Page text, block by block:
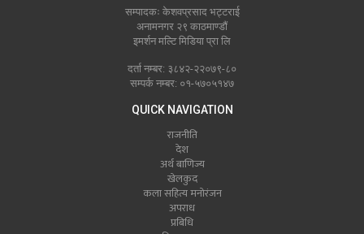
सम्पादकः केशवप्रसाद भट्टराई
अनामनगर २९ काठमाण्डौं
इमर्शन मल्टि मिडिया प्रा लि
दर्ता नम्बर: ३८४२-२२०७९-८०
सम्पर्क नम्बर: ०१-५७०५१४७
QUICK NAVIGATION
राजनीति
देश
अर्थ बाणिज्य
खेलकुद
कला सहित्य मनोरंजन
अपराध
प्रबिधि